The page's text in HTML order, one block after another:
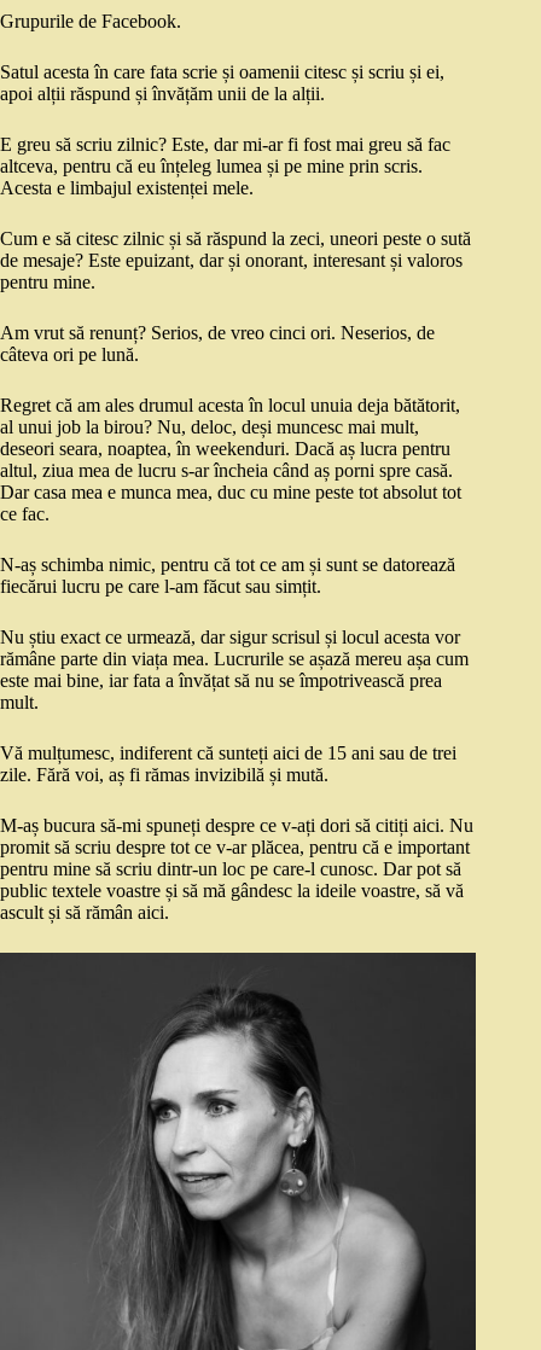
Grupurile de Facebook.
Satul acesta în care fata scrie și oamenii citesc și scriu și ei,
apoi alții răspund și învățăm unii de la alții.
E greu să scriu zilnic? Este, dar mi-ar fi fost mai greu să fac
altceva, pentru că eu înțeleg lumea și pe mine prin scris.
Acesta e limbajul existenței mele.
Cum e să citesc zilnic și să răspund la zeci, uneori peste o sută
de mesaje? Este epuizant, dar și onorant, interesant și valoros
pentru mine.
Am vrut să renunț? Serios, de vreo cinci ori. Neserios, de
câteva ori pe lună.
Regret că am ales drumul acesta în locul unuia deja bătătorit,
al unui job la birou? Nu, deloc, deși muncesc mai mult,
deseori seara, noaptea, în weekenduri. Dacă aș lucra pentru
altul, ziua mea de lucru s-ar încheia când aș porni spre casă.
Dar casa mea e munca mea, duc cu mine peste tot absolut tot
ce fac.
N-aș schimba nimic, pentru că tot ce am și sunt se datorează
fiecărui lucru pe care l-am făcut sau simțit.
Nu știu exact ce urmează, dar sigur scrisul și locul acesta vor
rămâne parte din viața mea. Lucrurile se așază mereu așa cum
este mai bine, iar fata a învățat să nu se împotrivească prea
mult.
Vă mulțumesc, indiferent că sunteți aici de 15 ani sau de trei
zile. Fără voi, aș fi rămas invizibilă și mută.
M-aș bucura să-mi spuneți despre ce v-ați dori să citiți aici. Nu
promit să scriu despre tot ce v-ar plăcea, pentru că e important
pentru mine să scriu dintr-un loc pe care-l cunosc. Dar pot să
public textele voastre și să mă gândesc la ideile voastre, să vă
ascult și să rămân aici.